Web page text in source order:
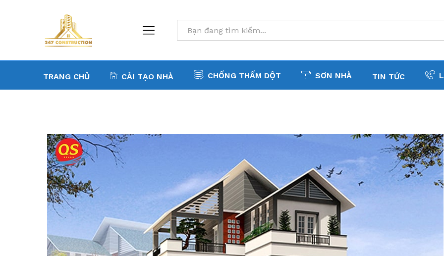
TRANG CHỦ CẢI TẠO NHÀ CHỐNG THẤM DỘT SƠN NHÀ TIN TỨC